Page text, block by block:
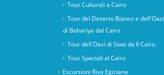
Tour Culturali a Cairo
Tour del Deserto Bianco e dell'Oasi
di Bahariya dal Cairo
Tour dell'Oasi di Siwa da Il Cairo
Tour Speciali al Cairo
Escursioni Riva Egiziana